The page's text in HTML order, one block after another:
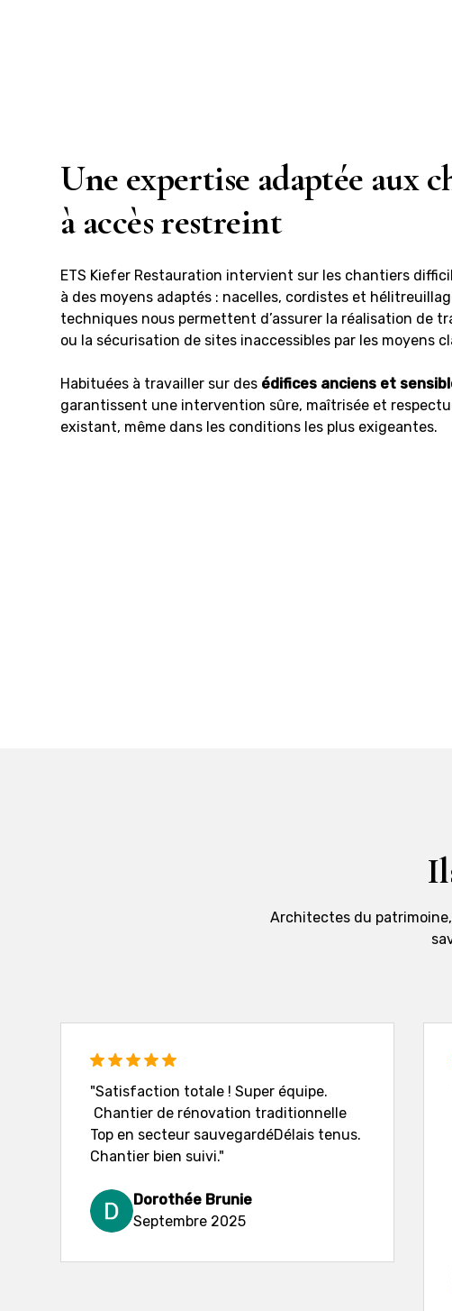
Une expertise adaptée aux
à accès restreint
ETS Kiefer Restauration intervient sur les chantiers
à des moyens adaptés : nacelles, cordistes et
techniques nous permettent d’assurer la réalisation de
ou la sécurisation de sites inaccessibles par les moyens
Habituées à travailler sur des édifices anciens et
garantissent une intervention sûre, maîtrisée et
existant, même dans les conditions les plus exigeantes.
Architectes du
"Satisfaction totale ! Super équipe.
Chantier de rénovation traditionnelle
Top en secteur sauvegardéDélais tenus.
Chantier bien suivi."
Dorothée Brunie
Septembre 2025